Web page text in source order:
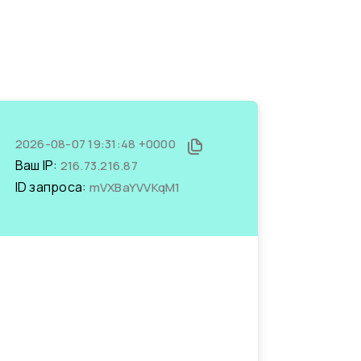
2026-08-07 19:31:48 +0000
Ваш IP: 216.73.216.87
ID запроса: mVXBaYVVKqM1